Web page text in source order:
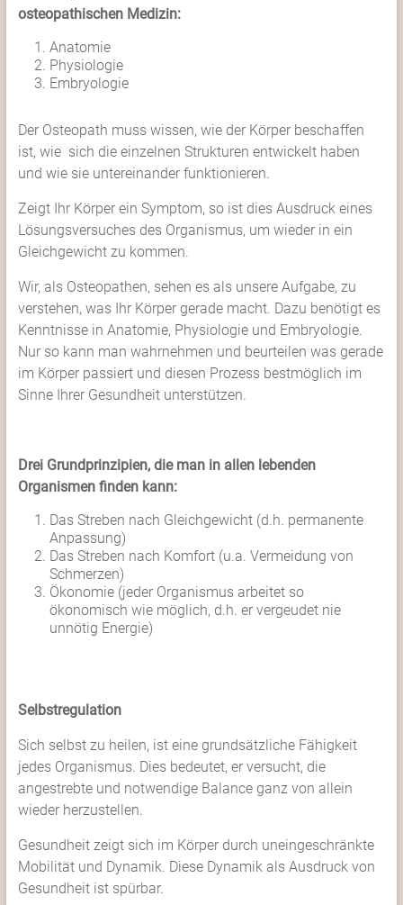
osteopathischen Medizin:
Anatomie
Physiologie
Embryologie
Der Osteopath muss wissen, wie der Körper beschaffen
ist, wie sich die einzelnen Strukturen entwickelt haben
und wie sie untereinander funktionieren.
Zeigt Ihr Körper ein Symptom, so ist dies Ausdruck eines
Lösungsversuches des Organismus, um wieder in ein
Gleichgewicht zu kommen.
Wir, als Osteopathen, sehen es als unsere Aufgabe, zu
verstehen, was Ihr Körper gerade macht. Dazu benötigt es
Kenntnisse in Anatomie, Physiologie und Embryologie.
Nur so kann man wahrnehmen und beurteilen was gerade
im Körper passiert und diesen Prozess bestmöglich im
Sinne Ihrer Gesundheit unterstützen.
Drei Grundprinzipien, die man in allen lebenden
Organismen finden kann:
Das Streben nach Gleichgewicht (d.h. permanente
Anpassung)
Das Streben nach Komfort (u.a. Vermeidung von
Schmerzen)
Ökonomie (jeder Organismus arbeitet so
ökonomisch wie möglich, d.h. er vergeudet nie
unnötig Energie)
Selbstregulation
Sich selbst zu heilen, ist eine grundsätzliche Fähigkeit
jedes Organismus. Dies bedeutet, er versucht, die
angestrebte und notwendige Balance ganz von allein
wieder herzustellen.
Gesundheit zeigt sich im Körper durch uneingeschränkte
Mobilität und Dynamik. Diese Dynamik als Ausdruck von
Gesundheit ist spürbar.